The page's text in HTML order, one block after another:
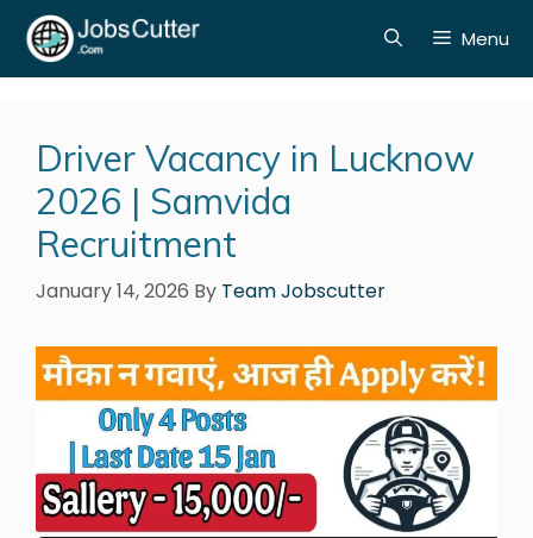
Menu
Driver Vacancy in Lucknow
2026 | Samvida
Recruitment
January 14, 2026 By Team Jobscutter